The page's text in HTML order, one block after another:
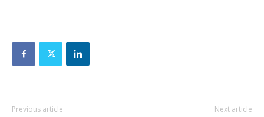
Previous article Next article